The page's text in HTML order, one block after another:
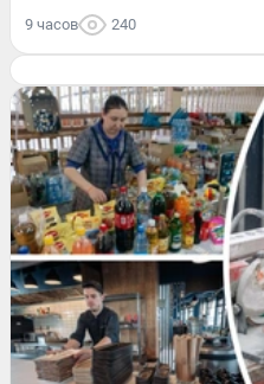
9 часов 240